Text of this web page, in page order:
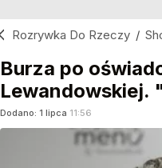
Rozrywka Do Rzeczy /
Burza po
Lewandowskiej.
Dodano: 1 lipca 11:56